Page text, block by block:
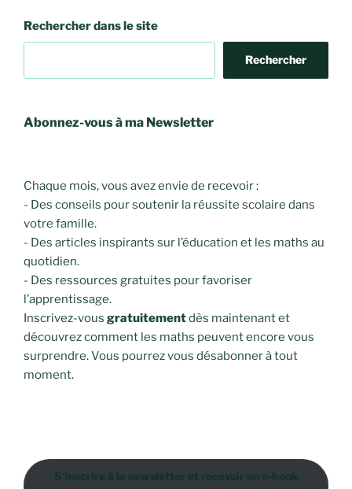
Rechercher dans le site
Rechercher
Abonnez-vous à ma Newsletter
Chaque mois, vous avez envie de recevoir :
- Des conseils pour soutenir la réussite scolaire dans
votre famille.
- Des articles inspirants sur l’éducation et les maths au
quotidien.
- Des ressources gratuites pour favoriser
l’apprentissage.
Inscrivez-vous gratuitementdès maintenant et
découvrez comment les maths peuvent encore vous
surprendre. Vous pourrez vous désabonner à tout
moment.
S'inscrire à la newsletter et recevoir un e-book